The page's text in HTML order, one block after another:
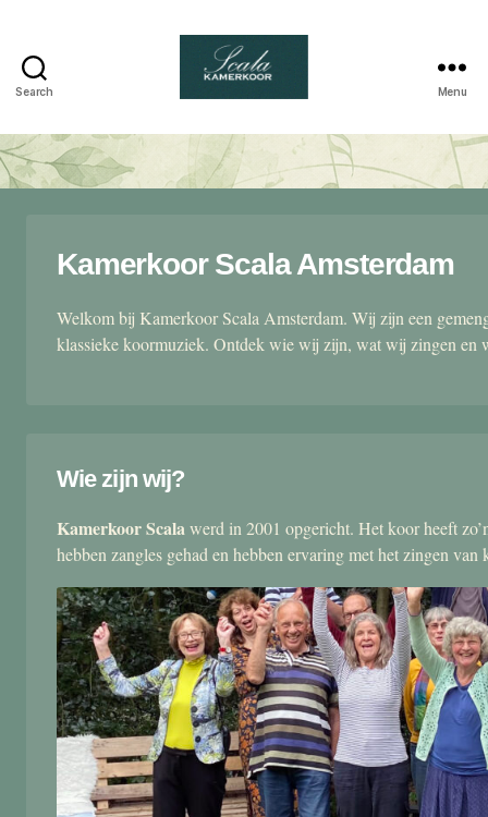
Search
kamerkoor
Menu
Kamerkoor Scala Amsterdam
Welkom bij Kamerkoor Scala Amsterdam. Wij zijn een
klassieke koormuziek. Ontdek wie wij zijn, wat wij zingen en
Wie zijn wij?
Kamerkoor Scalawerd in 2001 opgericht. Het koor heeft
hebben zangles gehad en hebben ervaring met het zingen van